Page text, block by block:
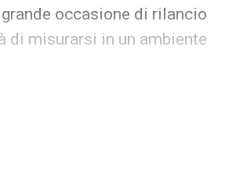
grande occasione di rilancio
di misurarsi in un ambiente